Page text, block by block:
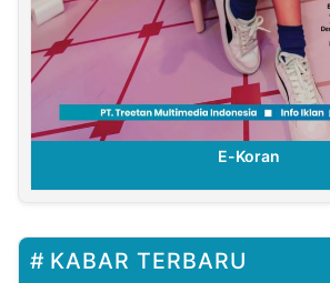
E-Koran
KABAR TERBARU